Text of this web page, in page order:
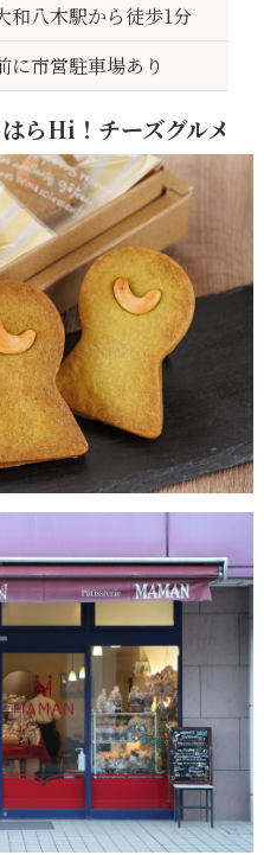
和八木駅から徒歩1分
に市営駐車場あり
らHi！チーズグルメ